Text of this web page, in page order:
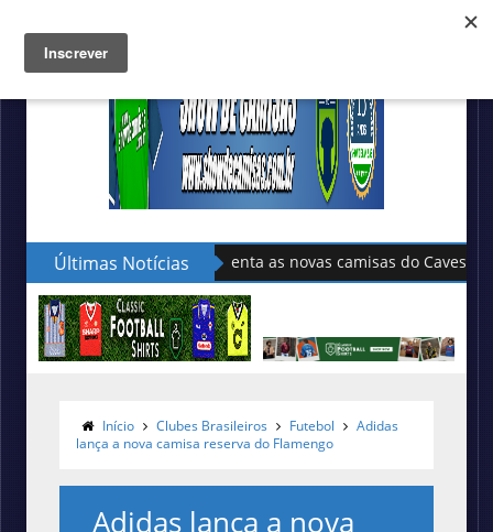
Últimas Notícias Adidas divulga as novas
Início Clubes Brasileiros Futebol
Adidas
lança a nova camisa reserva do Flamengo
Adidas lança a nova